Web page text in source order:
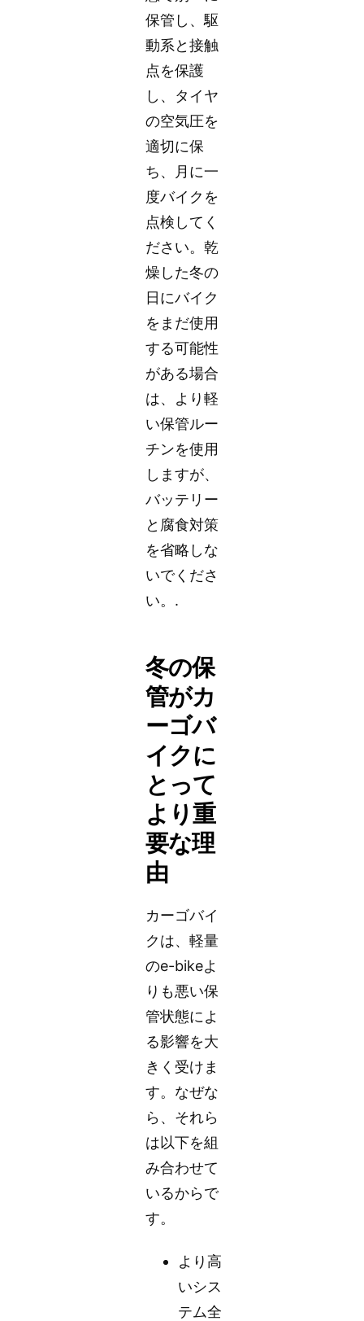
保管し、駆
動系と接触
点を保護
し、タイヤ
の空気圧を
適切に保
ち、月に一
度バイクを
点検してく
ださい。乾
燥した冬の
日にバイク
をまだ使用
する可能性
がある場合
は、より軽
い保管ルー
チンを使用
しますが、
バッテリー
と腐食対策
を省略しな
いでくださ
い。.
冬の保
管がカ
ーゴバ
イクに
とって
より重
要な理
由
カーゴバイ
クは、軽量
のe-bikeよ
りも悪い保
管状態によ
る影響を大
きく受けま
す。なぜな
ら、それら
は以下を組
み合わせて
いるからで
す。
より高
いシス
テム全